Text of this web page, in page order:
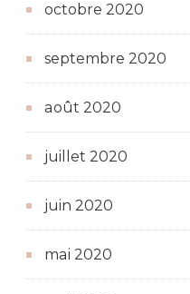
octobre 2020
septembre 2020
août 2020
juillet 2020
juin 2020
mai 2020